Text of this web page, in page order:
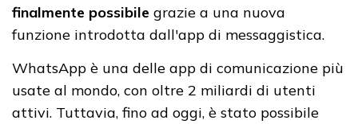
finalmente possibile grazie a una nuova
funzione introdotta dall'app di messaggistica.
WhatsApp è una delle app di comunicazione più
usate al mondo, con oltre 2 miliardi di utenti
attivi. Tuttavia, fino ad oggi, è stato possibile